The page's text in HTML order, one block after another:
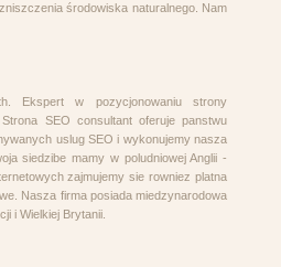
środowiska naturalnego. Nam
Ekspert w pozycjonowaniu strony
SEO consultant oferuje panstwu
uslug SEO i wykonujemy nasza
siedzibe mamy w poludniowej Anglii -
zajmujemy sie rowniez platna
Nasza firma posiada miedzynarodowa
i Wielkiej Brytanii.